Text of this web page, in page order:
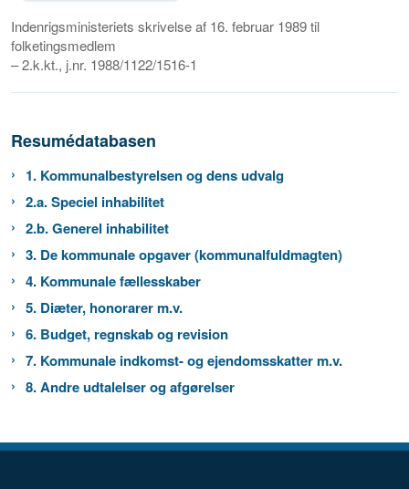
Indenrigsministeriets skrivelse af 16. februar 1989 til
folketingsmedlem
– 2.k.kt., j.nr. 1988/1122/1516-1
Resumédatabasen
1. Kommunalbestyrelsen og dens udvalg
2.a. Speciel inhabilitet
2.b. Generel inhabilitet
3. De kommunale opgaver (kommunalfuldmagten)
4. Kommunale fællesskaber
5. Diæter, honorarer m.v.
6. Budget, regnskab og revision
7. Kommunale indkomst- og ejendomsskatter m.v.
8. Andre udtalelser og afgørelser